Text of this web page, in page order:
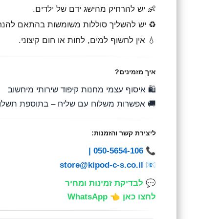
👶 יש להרחיק מהישג ידם של ילדים.
♻️ יש להשליך סוללות משומשות בהתאם
💧 אין לחשוף למים, לחות או חום קיצוני.
איך מזמינים?
🛍️ איסוף עצמי מחנות קיפוד שירותי מיחשוב
🚚 אפשרות משלוח עם שליח – בתוספת
ליצירת קשר והזמנות:
📞
050-5654-106
|
📧
store@kipod-c-s.co.il
💬 לבדיקת זמינות ומחיר
לחצו כאן 👈 WhatsApp